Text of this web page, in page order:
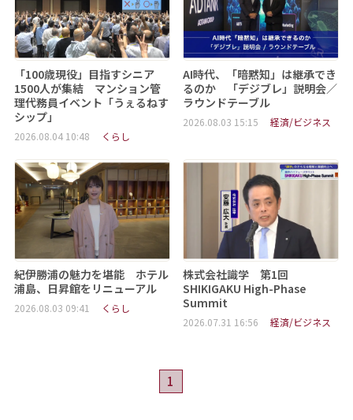
「100歳現役」目指すシニア
1500人が集結 マンション管
理代務員イベント「うぇるねす
シップ」
2026.08.04 10:48 くらし
AI時代、「暗黙知」は継承でき
るのか 「デジブレ」説明会／
ラウンドテーブル
2026.08.03 15:15 経済/ビジネス
紀伊勝浦の魅力を堪能 ホテル
浦島、日昇館をリニューアル
2026.08.03 09:41 くらし
株式会社識学 第1回
SHIKIGAKU High-Phase
Summit
2026.07.31 16:56 経済/ビジネス
1